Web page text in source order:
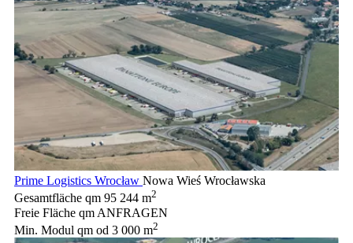
Prime Logistics Wrocław Nowa Wieś Wrocławska
Gesamtfläche qm 95 244 m2
Freie Fläche qm ANFRAGEN
Min. Modul qm od 3 000 m2